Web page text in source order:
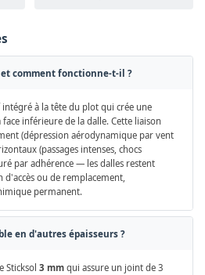
et comment fonctionne-t-il ?
intégré à la tête du plot qui crée une
inférieure de la dalle. Cette liaison
(dépression aérodynamique par vent
(passages intenses, chocs
par adhérence — les dalles restent
d'accès ou de remplacement,
permanent.
en d'autres épaisseurs ?
Sticksol 3 mm qui assure un joint de 3